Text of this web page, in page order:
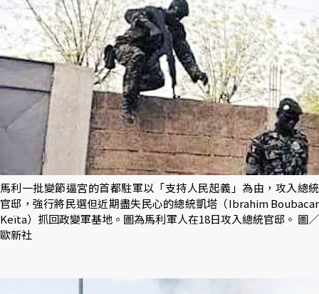
馬利一批變節逼宮的首都駐軍以「支持人民起義」為由，攻入總統
官邸，強行將民選但近期盡失民心的總統凱塔（Ibrahim Boubacar
Keïta）抓回政變軍基地。圖為馬利軍人在18日攻入總統官邸。 圖／
歐新社